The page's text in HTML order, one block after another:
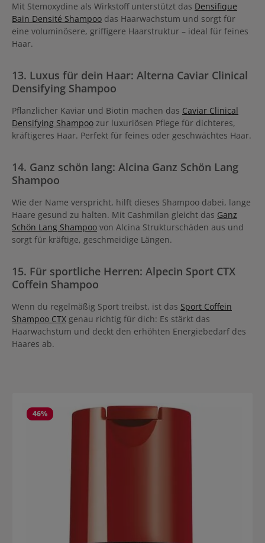
Mit Stemoxydine als Wirkstoff unterstützt das Densifique
Bain Densité Shampoo das Haarwachstum und sorgt für
eine voluminösere, griffigere Haarstruktur – ideal für feines
Haar.
13. Luxus für dein Haar: Alterna Caviar Clinical
Densifying Shampoo
Pflanzlicher Kaviar und Biotin machen das Caviar Clinical
Densifying Shampoo zur luxuriösen Pflege für dichteres,
kräftigeres Haar. Perfekt für feines oder geschwächtes Haar.
14. Ganz schön lang: Alcina Ganz Schön Lang
Shampoo
Wie der Name verspricht, hilft dieses Shampoo dabei, lange
Haare gesund zu halten. Mit Cashmilan gleicht das Ganz
Schön Lang Shampoo von Alcina Strukturschäden aus und
sorgt für kräftige, geschmeidige Längen.
15. Für sportliche Herren: Alpecin Sport CTX
Coffein Shampoo
Wenn du regelmäßig Sport treibst, ist das Sport Coffein
Shampoo CTX genau richtig für dich: Es stärkt das
Haarwachstum und deckt den erhöhten Energiebedarf des
Haares ab.
46%